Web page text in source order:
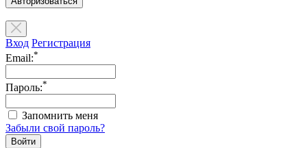
Вход Регистрация
Email:*
Пароль:*
Запомнить меня
Забыли свой пароль?